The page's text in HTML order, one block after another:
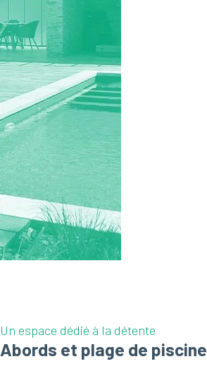
Un espace dédié à la détente
Abords et plage de piscine